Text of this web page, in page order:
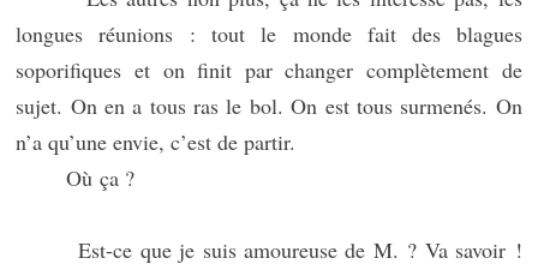
longues réunions : tout le monde fait des blagues
soporifiques et on finit par changer complètement de
sujet. On en a tous ras le bol. On est tous surmenés. On
n’a qu’une envie, c’est de partir.
Où ça ?
Est-ce que je suis amoureuse de M. ? Va savoir !